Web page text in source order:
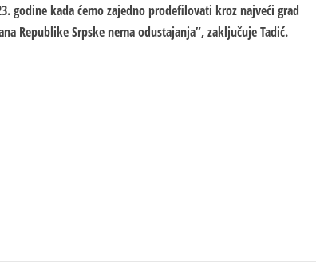
godine kada ćemo zajedno prodefilovati kroz najveći grad
Republike Srpske nema odustajanja”, zaključuje Tadić.